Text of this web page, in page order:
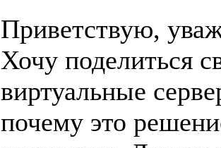
Приветствую,
Хочу поделиться
виртуальные
почему это